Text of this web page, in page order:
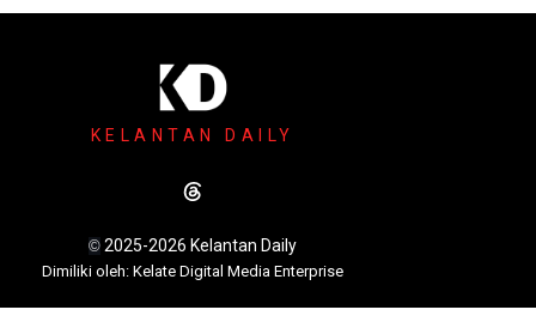
KELANTAN DAILY
© 2025-2026 Kelantan Daily
Dimiliki oleh: Kelate Digital Media Enterprise